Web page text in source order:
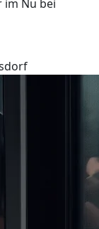
im Nu bei